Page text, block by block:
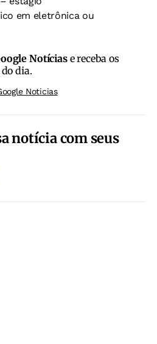
em eletrônica ou
Notíciase receba os
dia.
Noticias
notícia com seus